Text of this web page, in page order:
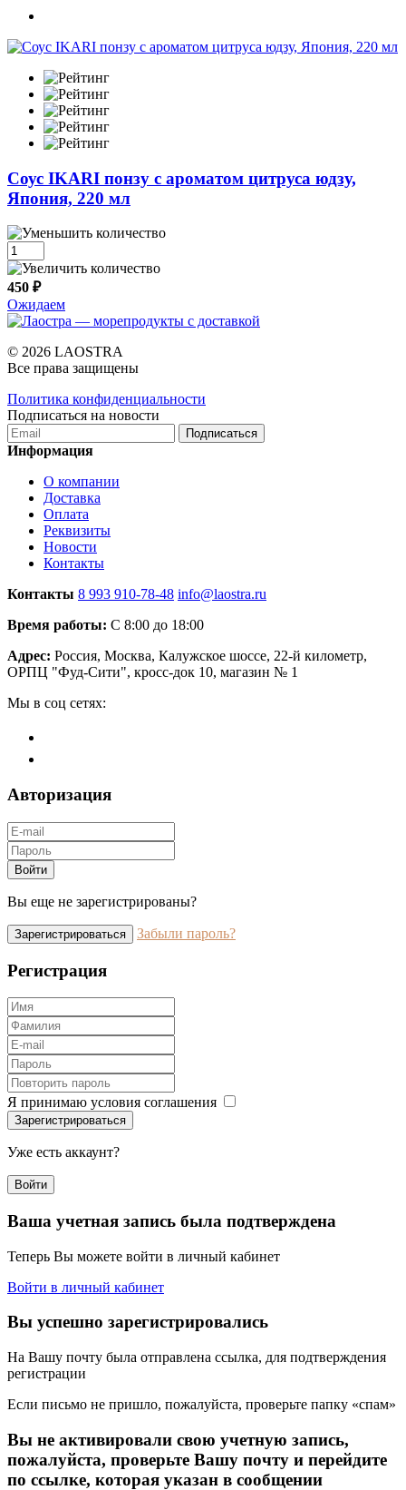
Cоус IKARI понзу с ароматом цитруса юдзу,
Япония, 220 мл
450 ₽
Ожидаем
© 2026 LAOSTRA
Все права защищены
Политика конфиденциальности
Подписаться на новости
Подписаться
Информация
О компании
Доставка
Оплата
Реквизиты
Новости
Контакты
Контакты 8 993 910-78-48 info@laostra.ru
Время работы: С 8:00 до 18:00
Адрес: Россия, Москва, Калужское шоссе, 22-й километр,
ОРПЦ "Фуд-Сити", кросс-док 10, магазин № 1
Мы в соц сетях:
Авторизация
Войти
Вы еще не зарегистрированы?
Зарегистрироваться Забыли пароль?
Регистрация
Я принимаю условия соглашения
Зарегистрироваться
Уже есть аккаунт?
Войти
Ваша учетная запись была подтверждена
Теперь Вы можете войти в личный кабинет
Войти в личный кабинет
Вы успешно зарегистрировались
На Вашу почту была отправлена ссылка, для подтверждения
регистрации
Если письмо не пришло, пожалуйста, проверьте папку «спам»
Вы не активировали свою учетную запись,
пожалуйста, проверьте Вашу почту и перейдите
по ссылке, которая указан в сообщении